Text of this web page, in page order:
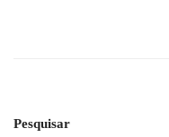
Pesquisar